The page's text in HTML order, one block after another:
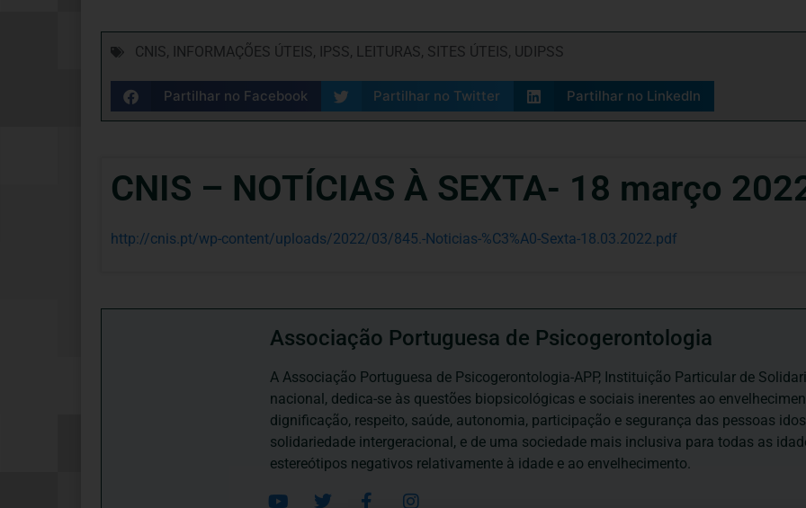
CNIS, INFORMAÇÕES ÚTEIS, IPSS, LEITURAS, SITES ÚTEIS, UDIPSS
Partilhar no Facebook Partilhar no Twitter Partilhar no LinkedIn
CNIS – NOTÍCIAS À SEXTA- 18 março
http://cnis.pt/wp-content/uploads/2022/03/845.-Noticias-%C3%A0-Sexta-18.03.2022.pdf
Associação Portuguesa de Psicogerontologia
A Associação Portuguesa de Psicogerontologia-APP, Instituição Particular de
nacional, dedica-se às questões biopsicológicas e sociais inerentes ao
dignificação, respeito, saúde, autonomia, participação e segurança das pessoas
solidariedade intergeracional, e de uma sociedade mais inclusiva para todas as
estereótipos negativos relativamente à idade e ao envelhecimento.